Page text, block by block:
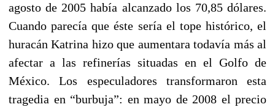
agosto de 2005 había alcanzado los 70,85 dólares.
Cuando parecía que éste sería el tope histórico, el
huracán Katrina hizo que aumentara todavía más al
afectar a las refinerías situadas en el Golfo de
México. Los especuladores transformaron esta
tragedia en “burbuja”: en mayo de 2008 el precio